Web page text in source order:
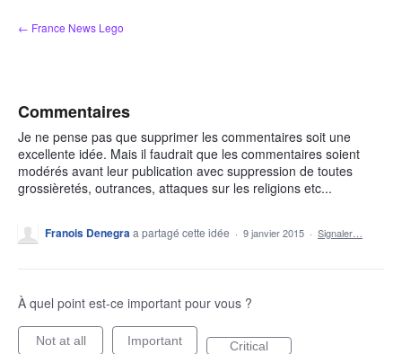
Aller
au
← France News Lego
Commentaires
Je ne pense pas que supprimer les commentaires soit une
excellente idée. Mais il faudrait que les commentaires soient
modérés avant leur publication avec suppression de toutes
grossièretés, outrances, attaques sur les religions etc...
Franois Denegraa partagé cette idée · 9 janvier 2015 · Signaler…
À quel point est-ce important pour vous ?
Not at all Important Critical